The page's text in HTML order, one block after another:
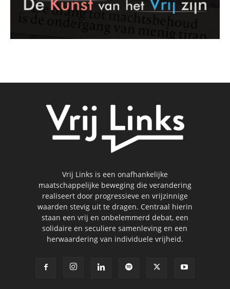
Vrij Links is een onafhankelijke
maatschappelijke beweging die verandering
realiseert door progressieve en vrijzinnige
waarden stevig uit te dragen. Centraal hierin
staan een vrij en onbelemmerd debat, een
solidaire en seculiere samenleving en een
herwaardering van individuele vrijheid.